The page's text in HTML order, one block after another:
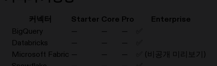
커넥터 Starter Core Pro
Enterprise
BigQuery
— — —
Databricks
— — —
Microsoft Fabric — — —
✅ (비공개 미리보기)